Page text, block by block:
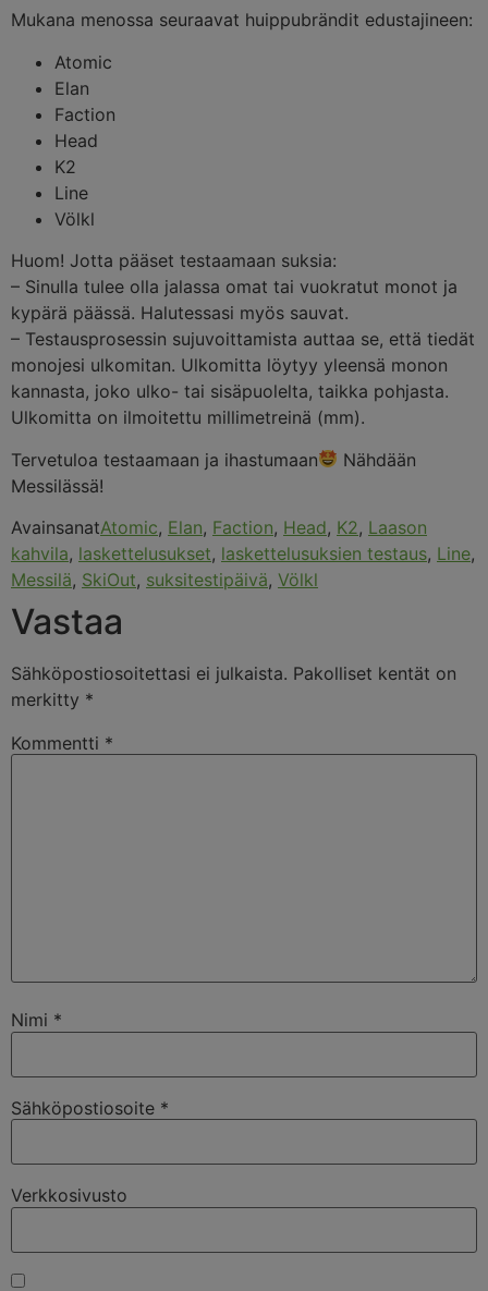
Mukana menossa seuraavat huippubrändit edustajineen:
Atomic
Elan
Faction
Head
K2
Line
Völkl
Huom! Jotta pääset testaamaan suksia:
– Sinulla tulee olla jalassa omat tai vuokratut monot ja
kypärä päässä. Halutessasi myös sauvat.
– Testausprosessin sujuvoittamista auttaa se, että tiedät
monojesi ulkomitan. Ulkomitta löytyy yleensä monon
kannasta, joko ulko- tai sisäpuolelta, taikka pohjasta.
Ulkomitta on ilmoitettu millimetreinä (mm).
Tervetuloa testaamaan ja ihastumaan
Nähdään
Messilässä!
AvainsanatAtomic, Elan, Faction, Head, K2, Laason
kahvila, laskettelusukset, laskettelusuksien testaus, Line,
Messilä, SkiOut, suksitestipäivä, Völkl
Vastaa
Sähköpostiosoitettasi ei julkaista. Pakolliset kentät on
merkitty *
Kommentti *
Nimi *
Sähköpostiosoite *
Verkkosivusto